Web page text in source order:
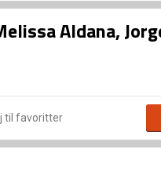
Aldana,
til favoritter